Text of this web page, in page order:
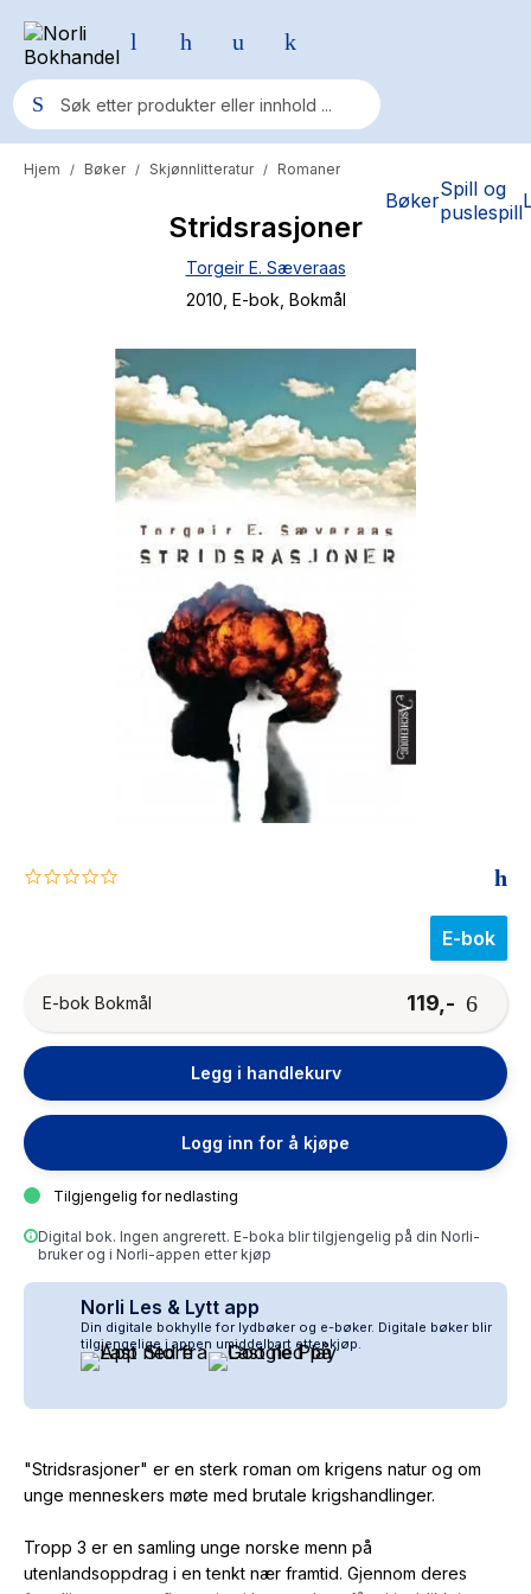
BøkerSpill og
puslespill
Populære søk
Fury Bound - Sable Sorensen
Yesteryear
Elizabeth Strout
Hypopressiv trening
The Housemaid
Hjem / Bøker / Skjønnlitteratur / Romaner
Stridsrasjoner
Torgeir E. Sæveraas
2010 , E-bok , Bokmål
0.0
E-bok
E-bok Bokmål 119,-
Legg i handlekurv
Logg inn for å kjøpe
Tilgjengelig for nedlasting
Digital bok. Ingen angrerett. E-boka blir tilgjengelig på din Norli-
bruker og i Norli-appen etter kjøp
Norli Les & Lytt app
Din digitale bokhylle for lydbøker og e-bøker. Digitale bøker blir
tilgjengelige i appen umiddelbart etter kjøp.
"Stridsrasjoner" er en sterk roman om krigens natur og om
unge menneskers møte med brutale krigshandlinger.
Tropp 3 er en samling unge norske menn på
utenlandsoppdrag i en tenkt nær framtid. Gjennom deres